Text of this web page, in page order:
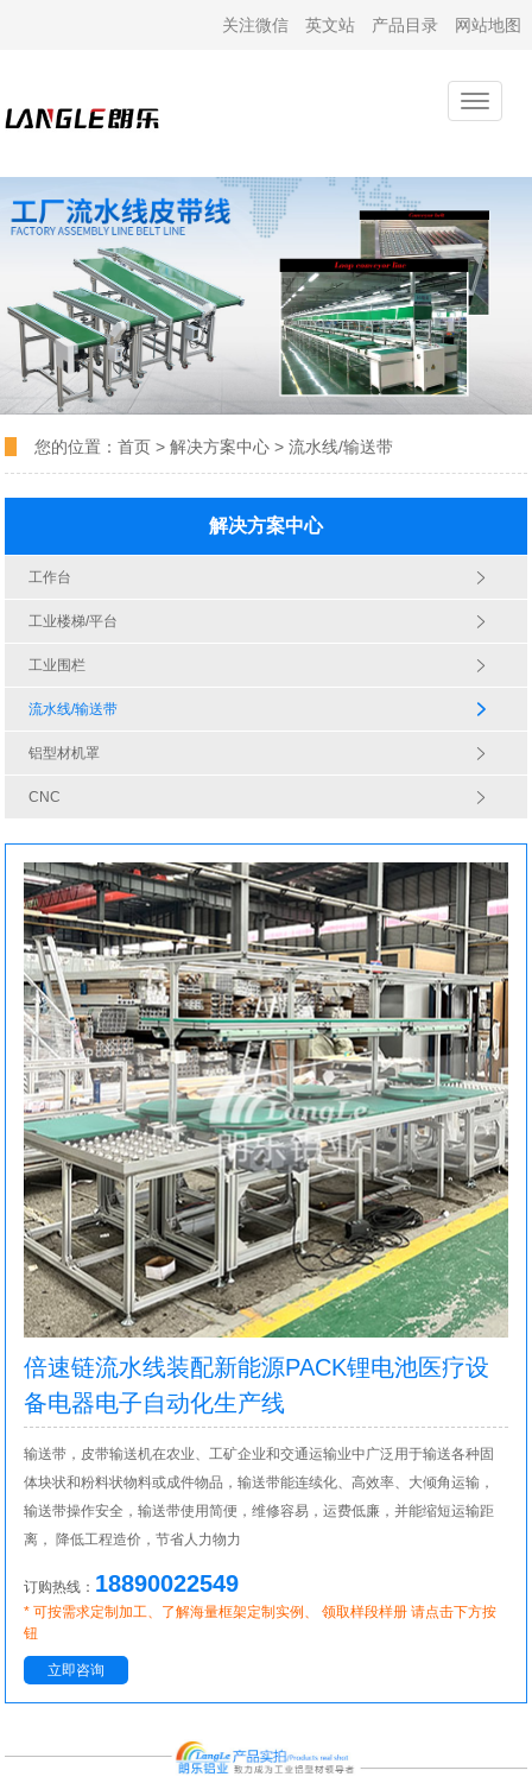
关注微信 英文站 产品目录 网站地图
您的位置：首页>解决方案中心 >流水线/输送带
解决方案中心
工作台
工业楼梯/平台
工业围栏
流水线/输送带
铝型材机罩
CNC
倍速链流水线装配新能源PACK锂电池医疗设
备电器电子自动化生产线
输送带，皮带输送机在农业、工矿企业和交通运输业中广泛用于输送各种固
体块状和粉料状物料或成件物品，输送带能连续化、高效率、大倾角运输，
输送带操作安全，输送带使用简便，维修容易，运费低廉，并能缩短运输距
离， 降低工程造价，节省人力物力
订购热线： 18890022549
* 可按需求定制加工、了解海量框架定制实例、 领取样段样册 请点击下方按
钮
立即咨询